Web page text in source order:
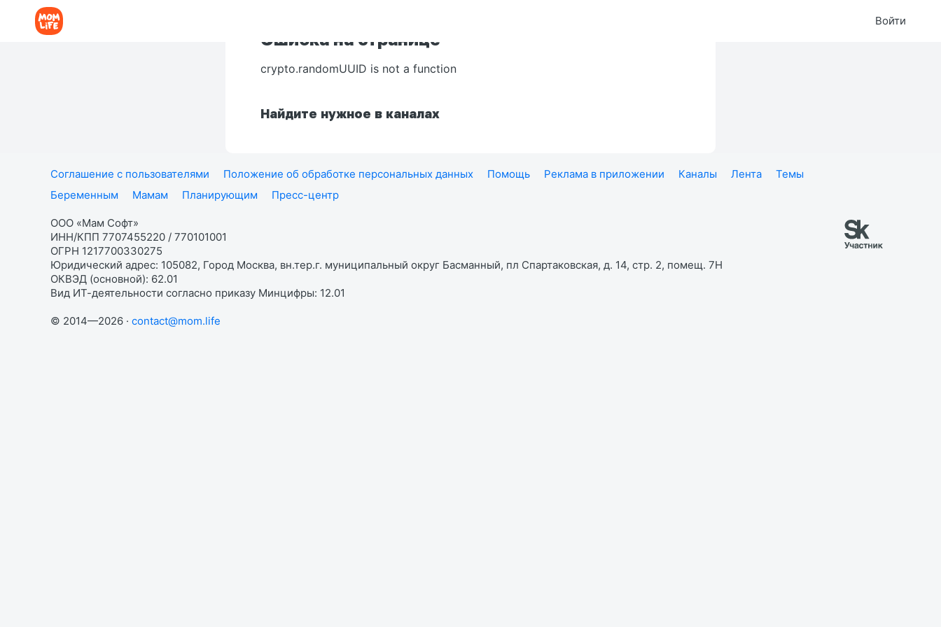
Войти
Ошибка на странице
crypto.randomUUID is not a function
Найдите нужное в каналах
Соглашение с пользователями Положение об обработке персональных данных Помощь Реклама в приложении Каналы Лента
Темы
Беременным
Мамам Планирующим Пресс-центр
ООО «Мам Софт»
ИНН/КПП 7707455220 / 770101001
ОГРН 1217700330275
Юридический адрес: 105082, Город Москва, вн.тер.г. муниципальный округ Басманный, пл Спартаковская, д. 14, стр. 2, помещ. 7Н
ОКВЭД (основной): 62.01
Вид ИТ-деятельности согласно приказу Минцифры: 12.01
© 2014—2026 · contact@mom.life